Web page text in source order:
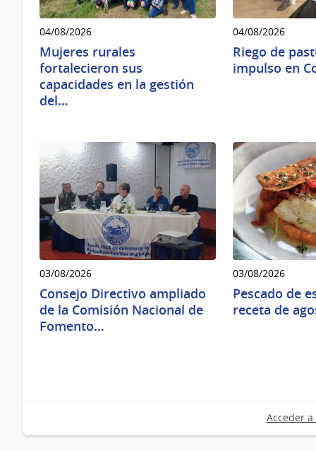
04/08/2026
Mujeres rurales
fortalecieron sus
capacidades en la gestión
del…
04/08/2026
Riego de
impulso en
03/08/2026
Consejo Directivo ampliado
de la Comisión Nacional de
Fomento…
03/08/2026
Pescado de
receta de
Acceder